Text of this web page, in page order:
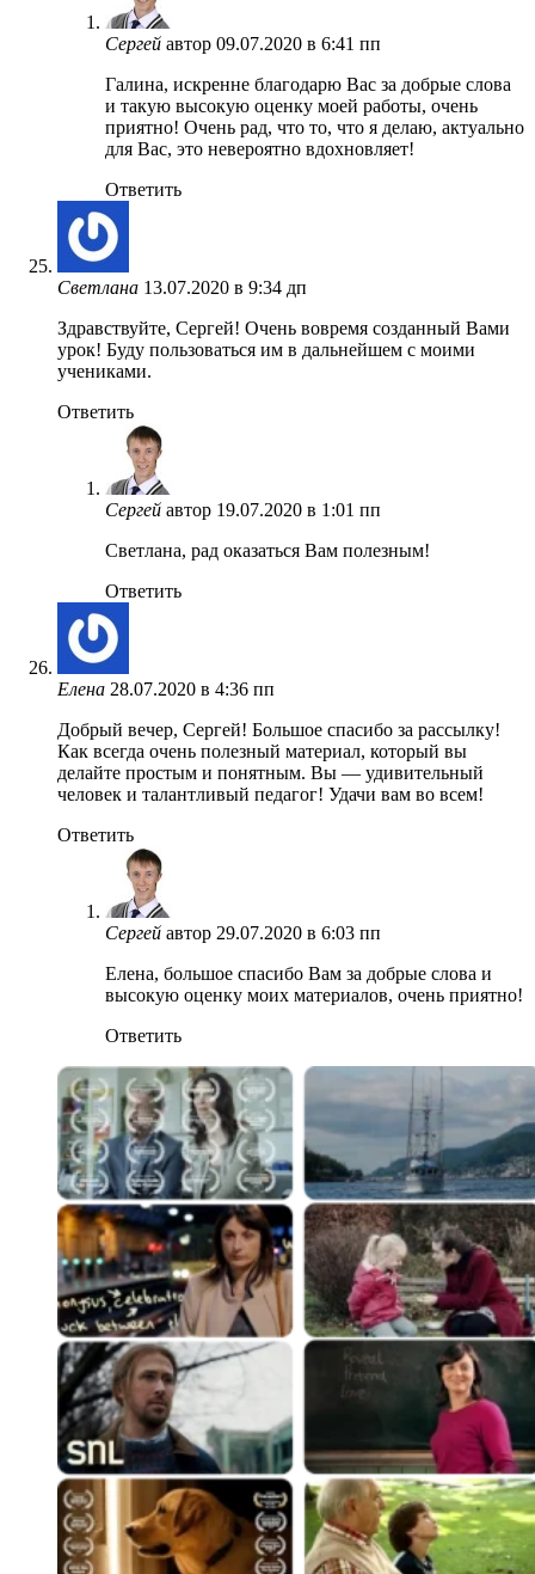
Сергей автор 09.07.2020 в 6:41 пп
Галина, искренне благодарю Вас за добрые слова
и такую высокую оценку моей работы, очень
приятно! Очень рад, что то, что я делаю, актуально
для Вас, это невероятно вдохновляет!
Ответить
Светлана 13.07.2020 в 9:34 дп
Здравствуйте, Сергей! Очень вовремя созданный Вами
урок! Буду пользоваться им в дальнейшем с моими
учениками.
Ответить
Сергей автор 19.07.2020 в 1:01 пп
Светлана, рад оказаться Вам полезным!
Ответить
Елена 28.07.2020 в 4:36 пп
Добрый вечер, Сергей! Большое спасибо за рассылку!
Как всегда очень полезный материал, который вы
делайте простым и понятным. Вы — удивительный
человек и талантливый педагог! Удачи вам во всем!
Ответить
Сергей автор 29.07.2020 в 6:03 пп
Елена, большое спасибо Вам за добрые слова и
высокую оценку моих материалов, очень приятно!
Ответить